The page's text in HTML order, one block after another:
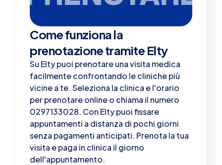
Come funziona la
prenotazione tramite Elty
Su Elty puoi prenotare una visita medica
facilmente confrontando le cliniche più
vicine a te. Seleziona la clinica e l'orario
per prenotare online o chiama il numero
0297133028. Con Elty puoi fissare
appuntamenti a distanza di pochi giorni
senza pagamenti anticipati. Prenota la tua
visita e paga in clinica il giorno
dell'appuntamento.